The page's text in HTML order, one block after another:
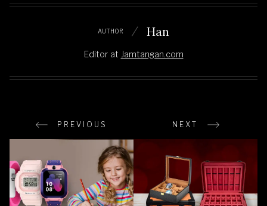
AUTHOR Han
Editor at Jamtangan.com
PREVIOUS NEXT